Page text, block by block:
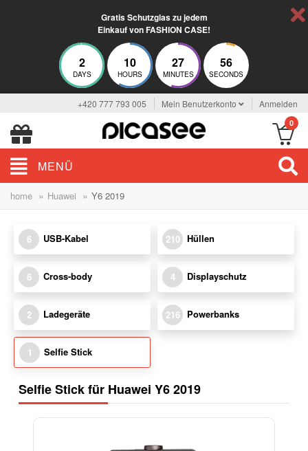
Gratis Schutzglas zu jedem
Einkauf von FASHION CASE!
2
DAYS
10
HOURS
27
MINUTES
56
SECONDS
+420 777 793 005 Mein Benutzerkonto Anmelden
0
MENÜ
home » Huawei » Y6 2019
6 USB-Kabel 210 Hüllen
6 Cross-body 4 Displayschutz
2 Ladegeräte 216 Powerbanks
1 Selfie Stick
Selfie Stick für Huawei Y6 2019